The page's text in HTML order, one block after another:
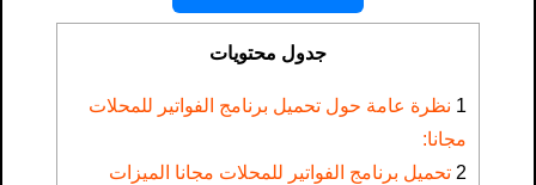
جدول محتويات
1 نظرة عامة حول تحميل برنامج الفواتير للمحلات
مجانا​:
2 تحميل برنامج الفواتير للمحلات مجانا​ الميزات